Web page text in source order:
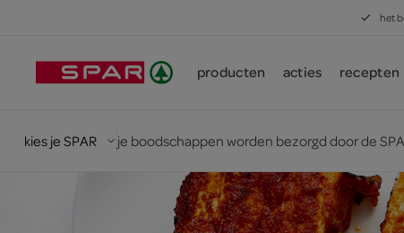
het
producten acties recepten
kies je SPAR je boodschappen worden bezorgd door de